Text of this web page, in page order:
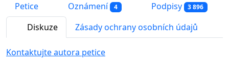
Petice Oznámení 4 Podpisy 3 896
Diskuze Zásady ochrany osobních údajů
Kontaktujte autora petice